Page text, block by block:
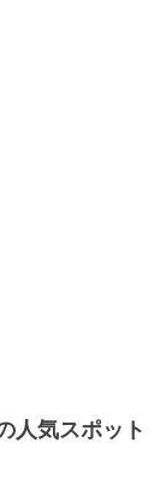
人気スポット